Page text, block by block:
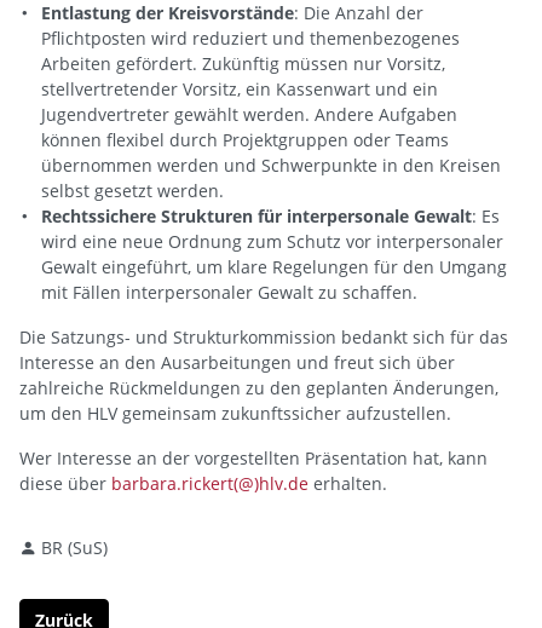
Entlastung der Kreisvorstände: Die Anzahl der
Pflichtposten wird reduziert und themenbezogenes
Arbeiten gefördert. Zukünftig müssen nur Vorsitz,
stellvertretender Vorsitz, ein Kassenwart und ein
Jugendvertreter gewählt werden. Andere Aufgaben
können flexibel durch Projektgruppen oder Teams
übernommen werden und Schwerpunkte in den Kreisen
selbst gesetzt werden.
Rechtssichere Strukturen für interpersonale Gewalt: Es
wird eine neue Ordnung zum Schutz vor interpersonaler
Gewalt eingeführt, um klare Regelungen für den Umgang
mit Fällen interpersonaler Gewalt zu schaffen.
Die Satzungs- und Strukturkommission bedankt sich für das
Interesse an den Ausarbeitungen und freut sich über
zahlreiche Rückmeldungen zu den geplanten Änderungen,
um den HLV gemeinsam zukunftssicher aufzustellen.
Wer Interesse an der vorgestellten Präsentation hat, kann
diese über barbara.rickert(@)hlv.de erhalten.
BR (SuS)
Zurück